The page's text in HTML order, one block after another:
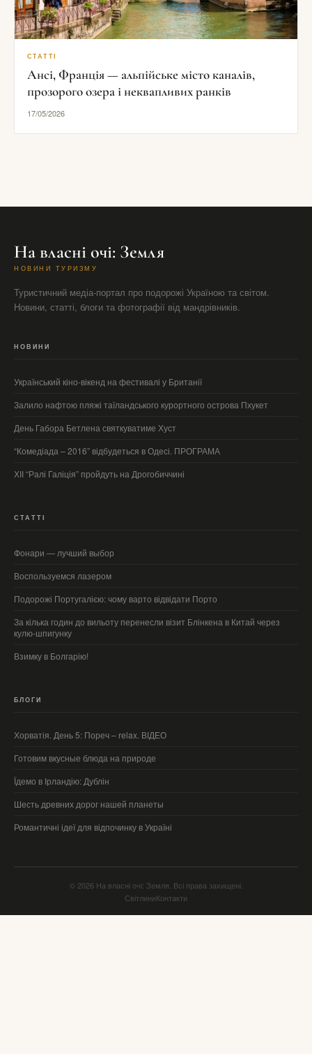
СТАТТІ
Ансі, Франція — альпійське місто каналів,
прозорого озера і неквапливих ранків
17/05/2026
На власні очі: Земля
НОВИНИ ТУРИЗМУ
Туристичний медіа-портал про подорожі Україною та світом.
Новини, статті, блоги та фотографії від мандрівників.
НОВИНИ
Український кіно-вікенд на фестивалі у Британії
Залило нафтою пляжі таїландського курортного острова Пхукет
День Габора Бетлена святкуватиме Хуст
“Комедіада – 2016” відбудеться в Одесі. ПРОГРАМА
ХІІ “Ралі Галіція” пройдуть на Дрогобиччині
СТАТТІ
Фонари — лучший выбор
Воспользуемся лазером
Подорожі Португалією: чому варто відвідати Порто
За кілька годин до вильоту перенесли візит Блінкена в Китай через
кулю-шпигунку
Взимку в Болгарію!
БЛОГИ
Хорватія. День 5: Пореч – relax. ВІДЕО
Готовим вкусные блюда на природе
Їдемо в Ірландію: Дублін
Шесть древних дорог нашей планеты
Романтичні ідеї для відпочинку в Україні
© 2026 На власні очі: Земля. Всі права захищені.
СвітлиниКонтакти